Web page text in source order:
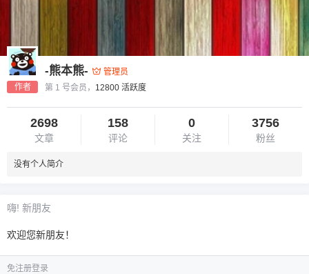
作者
-熊本熊-
管理员
第 1 号会员， 12800 活跃度
2698
文章
158
评论
0
关注
3756
粉丝
没有个人简介
嗨! 新朋友
欢迎您新朋友！
免注册登录